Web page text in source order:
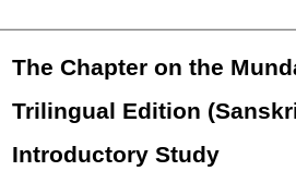
The Chapter on the
Trilingual Edition
Introductory Study